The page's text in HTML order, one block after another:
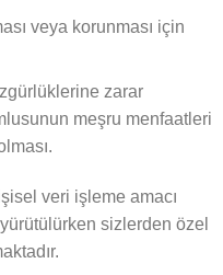
veya korunması için
zarar
meşru menfaatleri
veri işleme amacı
sizlerden özel